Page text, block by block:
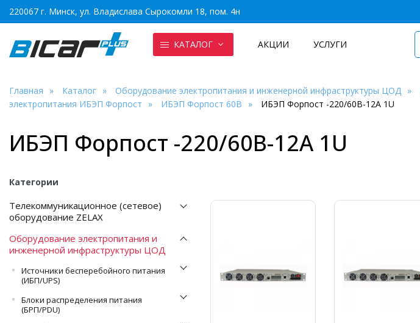
220067 г. Минск, ул. Владислава Сырокомли 18, пом. 4н
КАТАЛОГ АКЦИИ УСЛУГИ
Главная Каталог Оборудование электропитания и инженерной инфраструктуры ЦОД
электропитания ИБЭП Форпост
ИБЭП Форпост 60В ИБЭП Форпост -220/60В-12А 1U
ИБЭП Форпост -220/60В-12А 1U
Категории
Телекоммуникационное (сетевое)
оборудование ZELAX
Оборудование электропитания и
инженерной инфраструктуры ЦОД
Источники бесперебойного питания
(ИБП/UPS)
Блоки распределения питания
(БРП/PDU)